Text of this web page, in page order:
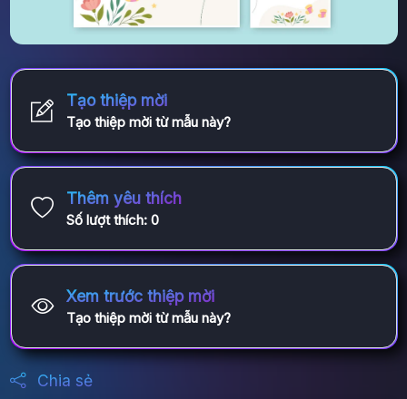
Tạo thiệp mời
Tạo thiệp mời từ mẫu này?
Thêm yêu thích
Số lượt thích: 0
Xem trước thiệp mời
Tạo thiệp mời từ mẫu này?
Chia sẻ